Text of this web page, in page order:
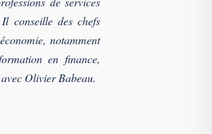
conseille des chefs
notamment
en finance,
Olivier Babeau.